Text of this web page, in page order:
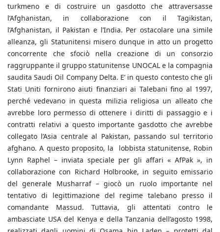
turkmeno e di costruire un gasdotto che attraversasse
l’Afghanistan, in collaborazione con il Tagikistan,
l’Afghanistan, il Pakistan e l’India. Per ostacolare una simile
alleanza, gli Statunitensi misero dunque in atto un progetto
concorrente che sfociò nella creazione di un consorzio
raggruppante il gruppo statunitense UNOCAL e la compagnia
saudita Saudi Oil Company Delta. E’ in questo contesto che gli
Stati Uniti fornirono aiuti finanziari ai Talebani fino al 1997,
perché vedevano in questa milizia religiosa un alleato che
avrebbe loro permesso di ottenere i diritti di passaggio e i
contratti relativi a questo importante gasdotto che avrebbe
collegato l’Asia centrale al Pakistan, passando sul territorio
afghano. A questo proposito, la lobbista statunitense, Robin
Lynn Raphel – inviata speciale per gli affari « AfPak », in
collaborazione con Richard Holbrooke, in seguito emissario
del generale Musharraf – giocò un ruolo importante nel
tentativo di legittimazione del regime talebano presso il
comandante Massud. Tuttavia, gli attentati contro le
ambasciate USA del Kenya e della Tanzania dell’agosto 1998,